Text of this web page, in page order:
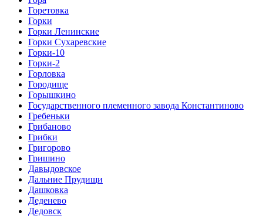
Горетовка
Горки
Горки Ленинские
Горки Сухаревские
Горки-10
Горки-2
Горловка
Городище
Горышкино
Государственного племенного завода Константиново
Гребеньки
Грибаново
Грибки
Григорово
Гришино
Давыдовское
Дальние Прудищи
Дашковка
Деденево
Дедовск